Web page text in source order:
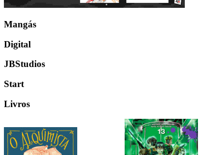
Mangás
Digital
JBStudios
Start
Livros